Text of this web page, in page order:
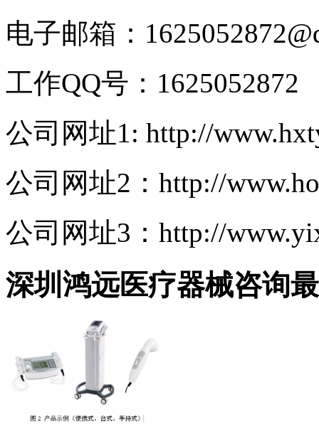
电子邮箱：
工作QQ号：1625052872
公司网址1: http://
公司网址2：http://
公司网址3：http://
深圳鸿远医疗器械咨询